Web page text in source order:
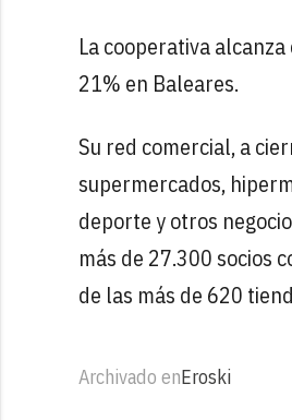
La cooperativa alcanza
21% en Baleares.
Su red comercial, a
supermercados,
deporte y otros
más de 27.300 socios
de las más de 620
Archivado enEroski